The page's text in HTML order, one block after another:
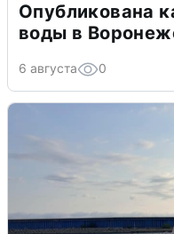
Опубликована
воды в
6 августа 0